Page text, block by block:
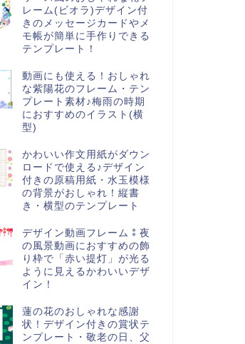
レーム(ビオラ)デザイン付
きのメッセージカードやメ
モ帳が簡単に手作りできる
テンプレート！
動画にも使える！おしゃれ
な紫陽花のフレーム・テン
プレート素材♪梅雨の時期
におすすめのイラスト(横
型)
かわいい作文用紙がダウン
ロードで使える♪デザイン
付きの原稿用紙・水玉模様
の背景がおしゃれ！縦書
き・横型のテンプレート
デザイン動画フレーム⁑夜
の風景動画におすすめの飾
り枠で「赤い提灯」が光る
ように見えるかわいいデザ
イン！
蓮の花のおしゃれな感謝
状！デザイン付きの賞状テ
ンプレート・敬老の日、父